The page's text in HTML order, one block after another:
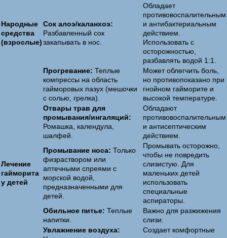
Народные
средства
(взрослые)
Сок алоэ/каланхоэ:
Разбавленный сок
закапывать в нос.
Обладает
противовоспалительным
и антибактериальным
действием.
Использовать с
осторожностью,
разбавлять водой 1:1.
Прогревание: Теплые
компрессы на область
гайморовых пазух (мешочки
с солью, грелка).
Может облегчить боль,
но противопоказано при
гнойном гайморите и
высокой температуре.
Отвары трав для
промывания/ингаляций:
Ромашка, календула,
шалфей.
Обладают
противовоспалительным
и антисептическим
действием.
Лечение
гайморита
у детей
Промывание носа: Только
физраствором или
аптечными спреями с
морской водой,
предназначенными для
детей.
Промывать осторожно,
чтобы не повредить
слизистую. Для
маленьких детей
использовать
специальные
аспираторы.
Обильное питье: Теплые
напитки.
Важно для разжижения
слизи.
Увлажнение воздуха:
Создает комфортные